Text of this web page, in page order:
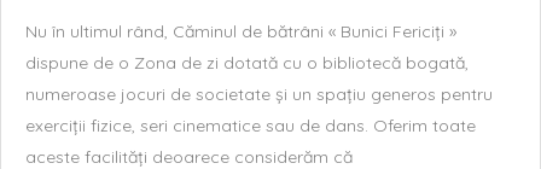
Nu în ultimul rând, Căminul de bătrâni « Bunici Fericiți »
dispune de o Zona de zi dotată cu o bibliotecă bogată,
numeroase jocuri de societate și un spațiu generos pentru
exerciții fizice, seri cinematice sau de dans. Oferim toate
aceste facilități deoarece considerăm că